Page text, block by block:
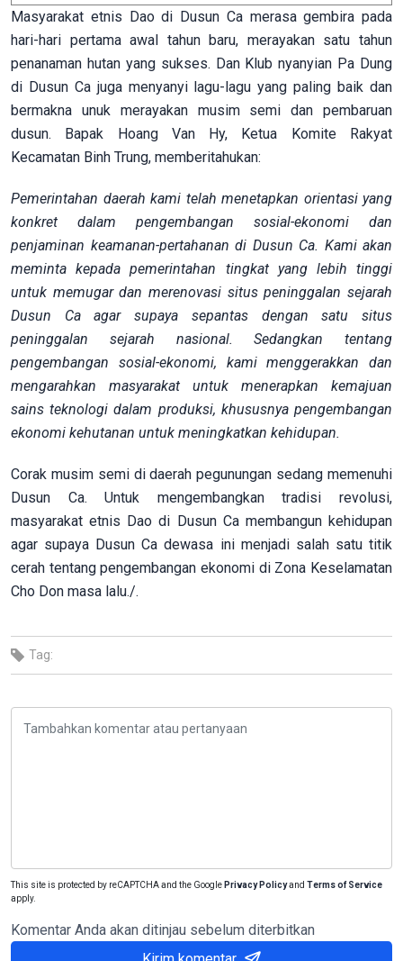
Masyarakat etnis Dao di Dusun Ca merasa gembira pada
hari-hari pertama awal tahun baru, merayakan satu tahun
penanaman hutan yang sukses. Dan Klub nyanyian Pa Dung
di Dusun Ca juga menyanyi lagu-lagu yang paling baik dan
bermakna unuk merayakan musim semi dan pembaruan
dusun. Bapak Hoang Van Hy, Ketua Komite Rakyat
Kecamatan Binh Trung, memberitahukan:
Pemerintahan daerah kami telah menetapkan orientasi yang
konkret dalam pengembangan sosial-ekonomi dan
penjaminan keamanan-pertahanan di Dusun Ca. Kami akan
meminta kepada pemerintahan tingkat yang lebih tinggi
untuk memugar dan merenovasi situs peninggalan sejarah
Dusun Ca agar supaya sepantas dengan satu situs
peninggalan sejarah nasional. Sedangkan tentang
pengembangan sosial-ekonomi, kami menggerakkan dan
mengarahkan masyarakat untuk menerapkan kemajuan
sains teknologi dalam produksi, khususnya pengembangan
ekonomi kehutanan untuk meningkatkan kehidupan.
Corak musim semi di daerah pegunungan sedang memenuhi
Dusun Ca. Untuk mengembangkan tradisi revolusi,
masyarakat etnis Dao di Dusun Ca membangun kehidupan
agar supaya Dusun Ca dewasa ini menjadi salah satu titik
cerah tentang pengembangan ekonomi di Zona Keselamatan
Cho Don masa lalu./.
Tag:
This site is protected by reCAPTCHA and the Google Privacy Policyand Terms of Service
apply.
Komentar Anda akan ditinjau sebelum diterbitkan